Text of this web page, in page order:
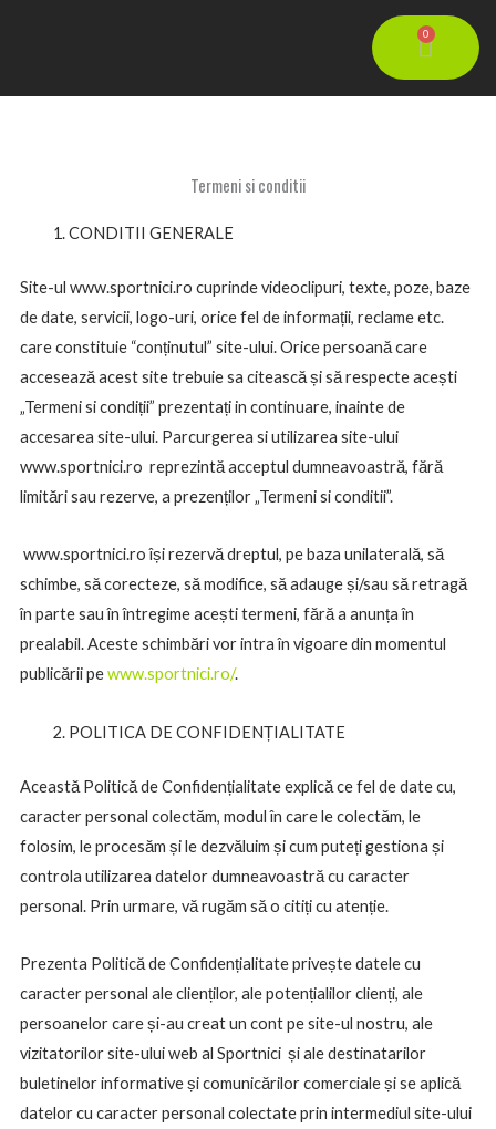
0
Cart
Termeni si conditii
CONDITII GENERALE
Site-ul www.sportnici.ro cuprinde videoclipuri, texte, poze, baze
de date, servicii, logo-uri, orice fel de informații, reclame etc.
care constituie “conținutul” site-ului. Orice persoană care
accesează acest site trebuie sa citească și să respecte acești
„Termeni si condiții” prezentați in continuare, inainte de
accesarea site-ului. Parcurgerea si utilizarea site-ului
www.sportnici.ro reprezintă acceptul dumneavoastră, fără
limitări sau rezerve, a prezenților „Termeni si conditii”.
www.sportnici.ro își rezervă dreptul, pe baza unilaterală, să
schimbe, să corecteze, să modifice, să adauge și/sau să retragă
în parte sau în întregime acești termeni, fără a anunța în
prealabil. Aceste schimbări vor intra în vigoare din momentul
publicării pewww.sportnici.ro/.
POLITICA DE CONFIDENȚIALITATE
Această Politică de Confidențialitate explică ce fel de date cu,
caracter personal colectăm, modul în care le colectăm, le
folosim, le procesăm și le dezvăluim și cum puteți gestiona și
controla utilizarea datelor dumneavoastră cu caracter
personal. Prin urmare, vă rugăm să o citiți cu atenție.
Prezenta Politică de Confidențialitate privește datele cu
caracter personal ale clienților, ale potențialilor clienți, ale
persoanelor care și-au creat un cont pe site-ul nostru, ale
vizitatorilor site-ului web al Sportnici și ale destinatarilor
buletinelor informative și comunicărilor comerciale și se aplică
datelor cu caracter personal colectate prin intermediul site-ului